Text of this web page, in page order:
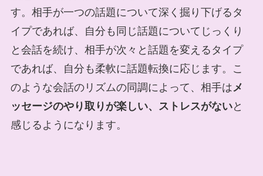
す。相手が一つの話題について深く掘り下げるタ
イプであれば、自分も同じ話題についてじっくり
と会話を続け、相手が次々と話題を変えるタイプ
であれば、自分も柔軟に話題転換に応じます。こ
のような会話のリズムの同調によって、相手は メ
ッセージのやり取りが楽しい、ストレスがないと
感じるようになります。